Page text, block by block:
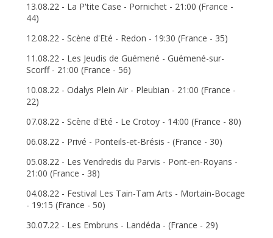
13.08.22 - La P'tite Case - Pornichet - 21:00 (France -
44)
12.08.22 - Scène d'Eté - Redon - 19:30 (France - 35)
11.08.22 - Les Jeudis de Guémené - Guémené-sur-
Scorff - 21:00 (France - 56)
10.08.22 - Odalys Plein Air - Pleubian - 21:00 (France -
22)
07.08.22 - Scène d'Eté - Le Crotoy - 14:00 (France - 80)
06.08.22 - Privé - Ponteils-et-Brésis - (France - 30)
05.08.22 - Les Vendredis du Parvis - Pont-en-Royans -
21:00 (France - 38)
04.08.22 - Festival Les Tain-Tam Arts - Mortain-Bocage
- 19:15 (France - 50)
30.07.22 - Les Embruns - Landéda - (France - 29)